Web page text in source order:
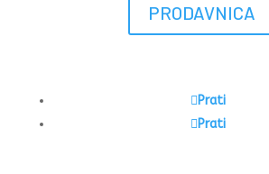
PRODAVNICA
Prati
Prati